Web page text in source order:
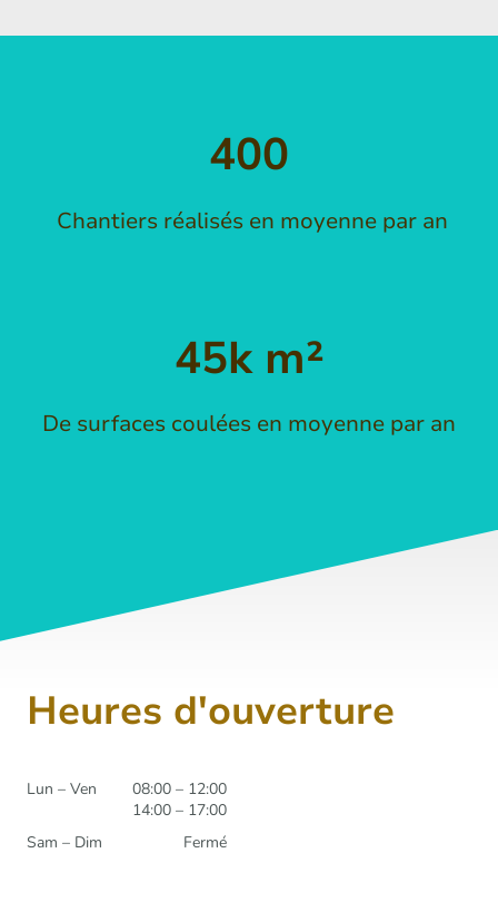
400
Chantiers réalisés en moyenne par an
45k m²
De surfaces coulées en moyenne par an
Heures d'ouverture
Lun – Ven
08:00 – 12:00
14:00 – 17:00
Sam – Dim
Fermé